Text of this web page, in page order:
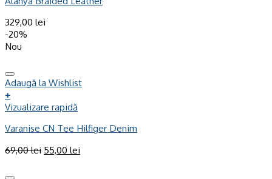
329,00 lei
-20%
Nou
Adaugă la Wishlist
+
Vizualizare rapidă
Varanise CN Tee Hilfiger Denim
69,00lei 55,00 lei